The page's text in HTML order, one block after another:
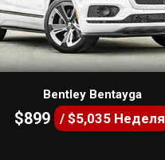
Bentley Bentayga
$899 / $5,035 Неделя